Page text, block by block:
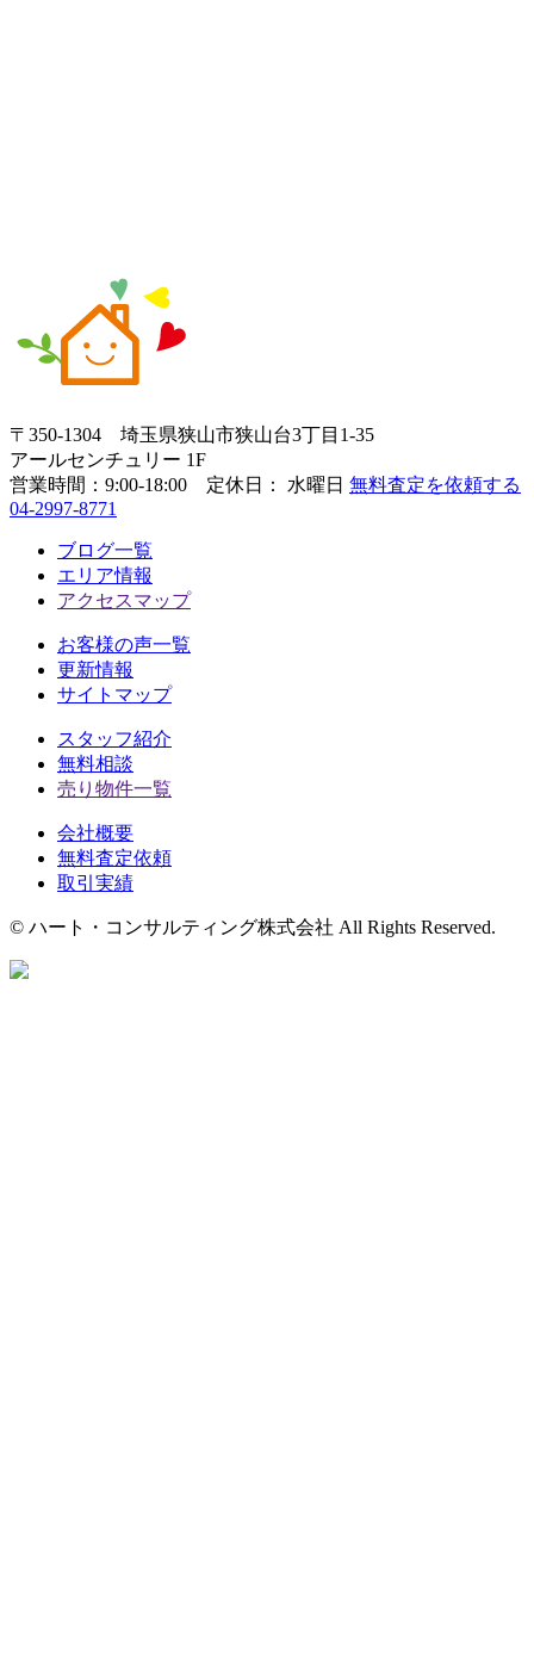
〒350-1304 埼玉県狭山市狭山台3丁目1-35
アールセンチュリー 1F
営業時間： 9:00-18:00 定休日： 水曜日 無料査定を依頼する
04-2997-8771
ブログ一覧
エリア情報
アクセスマップ
お客様の声一覧
更新情報
サイトマップ
スタッフ紹介
無料相談
売り物件一覧
会社概要
無料査定依頼
取引実績
© ハート・コンサルティング株式会社 All Rights Reserved.